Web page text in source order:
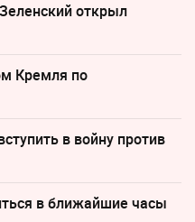
открыл
Кремля по
в войну против
в ближайшие часы